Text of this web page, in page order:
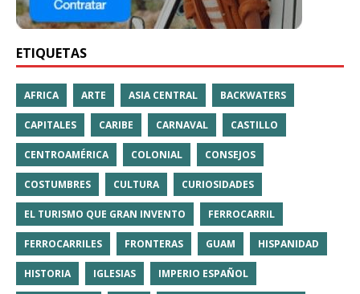
ETIQUETAS
AFRICA ARTE ASIA CENTRAL BACKWATERS
CAPITALES CARIBE CARNAVAL CASTILLO
CENTROAMÉRICA COLONIAL CONSEJOS
COSTUMBRES CULTURA CURIOSIDADES
EL TURISMO QUE GRAN INVENTO FERROCARRIL
FERROCARRILES FRONTERAS GUAM HISPANIDAD
HISTORIA IGLESIAS IMPERIO ESPAÑOL